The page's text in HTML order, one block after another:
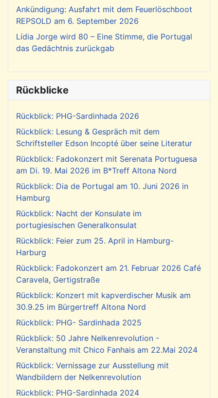
Ankündigung: Ausfahrt mit dem Feuerlöschboot
REPSOLD am 6. September 2026
Lídia Jorge wird 80 – Eine Stimme, die Portugal
das Gedächtnis zurückgab
Rückblicke
Rückblick: PHG-Sardinhada 2026
Rückblick: Lesung & Gespräch mit dem
Schriftsteller Edson Incopté über seine Literatur
Rückblick: Fadokonzert mit Serenata Portuguesa
am Di. 19. Mai 2026 im B*Treff Altona Nord
Rückblick: Dia de Portugal am 10. Juni 2026 in
Hamburg
Rückblick: Nacht der Konsulate im
portugiesischen Generalkonsulat
Rückblick: Feier zum 25. April in Hamburg-
Harburg
Rückblick: Fadokonzert am 21. Februar 2026 Café
Caravela, Gertigstraße
Rückblick: Konzert mit kapverdischer Musik am
30.9.25 im Bürgertreff Altona Nord
Rückblick: PHG- Sardinhada 2025
Rückblick: 50 Jahre Nelkenrevolution -
Veranstaltung mit Chico Fanhais am 22.Mai 2024
Rückblick: Vernissage zur Ausstellung mit
Wandbildern der Nelkenrevolution
Rückblick: PHG-Sardinhada 2024